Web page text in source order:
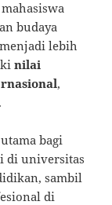
budaya
lebih
nilai
,
bagi
di universitas
sambil
di